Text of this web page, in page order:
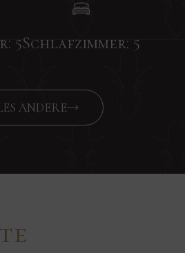
5Schlafzimmer: 5
ANDERE